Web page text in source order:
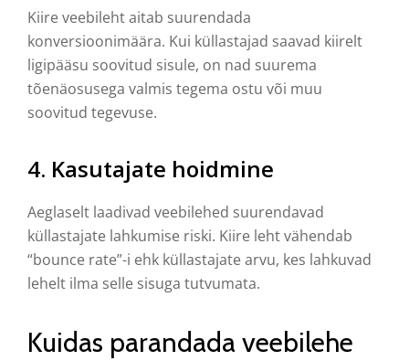
Kiire veebileht aitab suurendada
konversioonimäära. Kui küllastajad saavad kiirelt
ligipääsu soovitud sisule, on nad suurema
tõenäosusega valmis tegema ostu või muu
soovitud tegevuse.
4. Kasutajate hoidmine
Aeglaselt laadivad veebilehed suurendavad
küllastajate lahkumise riski. Kiire leht vähendab
“bounce rate”-i ehk küllastajate arvu, kes lahkuvad
lehelt ilma selle sisuga tutvumata.
Kuidas parandada veebilehe